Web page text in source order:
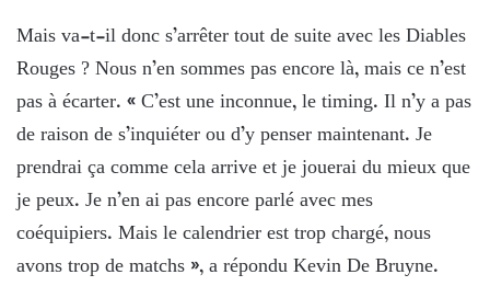
Mais va-t-il donc s’arrêter tout de suite avec les Diables
Rouges ? Nous n’en sommes pas encore là, mais ce n’est
pas à écarter. « C’est une inconnue, le timing. Il n’y a pas
de raison de s’inquiéter ou d’y penser maintenant. Je
prendrai ça comme cela arrive et je jouerai du mieux que
je peux. Je n’en ai pas encore parlé avec mes
coéquipiers. Mais le calendrier est trop chargé, nous
avons trop de matchs », a répondu Kevin De Bruyne.